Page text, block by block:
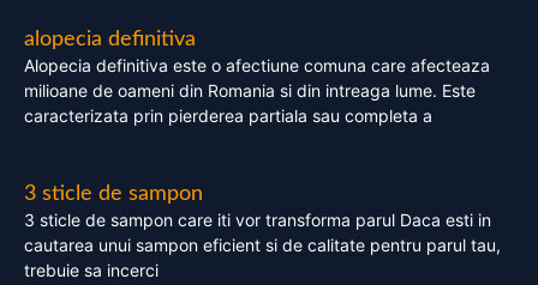
alopecia definitiva
Alopecia definitiva este o afectiune comuna care afecteaza
milioane de oameni din Romania si din intreaga lume. Este
caracterizata prin pierderea partiala sau completa a
3 sticle de sampon
3 sticle de sampon care iti vor transforma parul Daca esti in
cautarea unui sampon eficient si de calitate pentru parul tau,
trebuie sa incerci